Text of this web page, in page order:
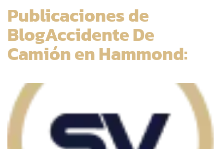
Publicaciones de
BlogAccidente De
Camión en Hammond: